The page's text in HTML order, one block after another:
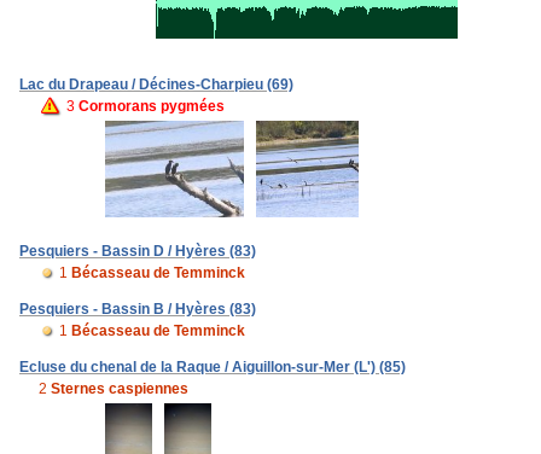
Lac du Drapeau / Décines-Charpieu (69)
3 Cormorans pygmées
Pesquiers - Bassin D / Hyères (83)
1 Bécasseau de Temminck
Pesquiers - Bassin B / Hyères (83)
1 Bécasseau de Temminck
Ecluse du chenal de la Raque / Aiguillon-sur-Mer (L') (85)
2 Sternes caspiennes